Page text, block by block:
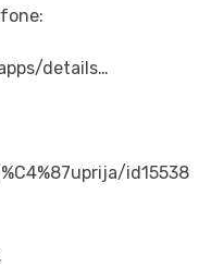
details…
id15538